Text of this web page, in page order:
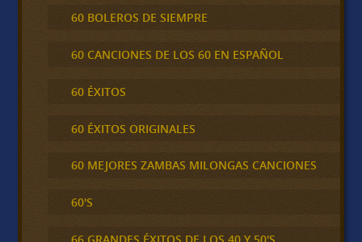
60 BOLEROS DE SIEMPRE
60 CANCIONES DE LOS 60 EN ESPAÑOL
60 ÉXITOS
60 ÉXITOS ORIGINALES
60 MEJORES ZAMBAS MILONGAS CANCIONES
60'S